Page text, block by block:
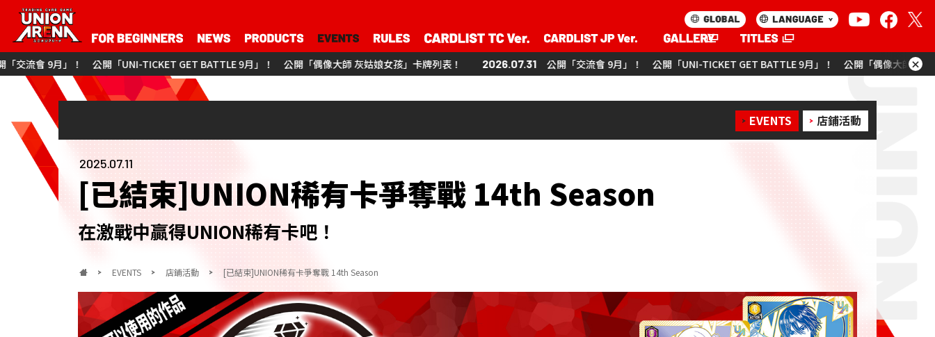
公開「UNI-TICKET GET BATTLE 9月」！ 公開「偶像大師 灰姑娘女孩」卡牌列表！ 2026.07.31 公開「交流會 9月」！ 公開「UNI-TICKET GET BATTLE 9月」！ 公開「偶像大師 灰姑娘女孩」卡牌列表
×
EVENTS 店鋪活動
2025.07.11
[已結束]UNION稀有卡爭奪戰 14th Season
在激戰中贏得UNION稀有卡吧！
EVENTS 店鋪活動 [已結束]UNION稀有卡爭奪戰 14th Season